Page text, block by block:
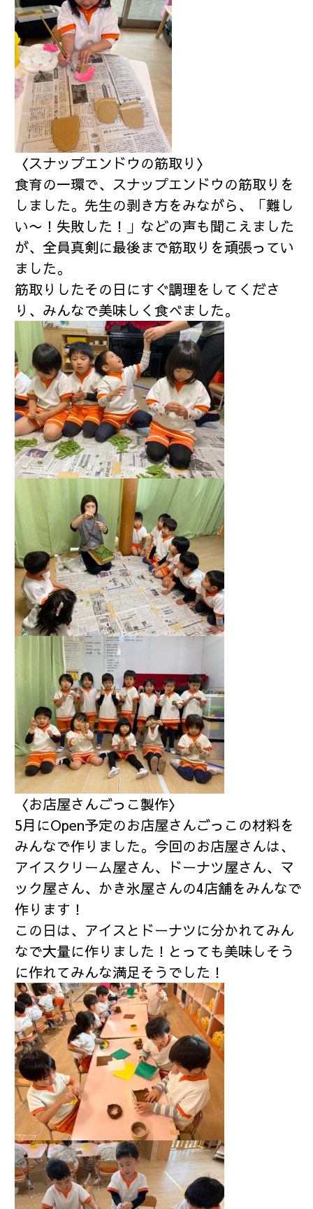
〈スナップエンドウの筋取り〉
食育の一環で、スナップエンドウの筋取りを
しました。先生の剥き方をみながら、「難し
い〜！失敗した！」などの声も聞こえました
が、全員真剣に最後まで筋取りを頑張ってい
ました。
筋取りしたその日にすぐ調理をしてくださ
り、みんなで美味しく食べました。
〈お店屋さんごっこ製作〉
5月にOpen予定のお店屋さんごっこの材料を
みんなで作りました。今回のお店屋さんは、
アイスクリーム屋さん、ドーナツ屋さん、マ
ック屋さん、かき氷屋さんの4店舗をみんなで
作ります！
この日は、アイスとドーナツに分かれてみん
なで大量に作りました！とっても美味しそう
に作れてみんな満足そうでした！